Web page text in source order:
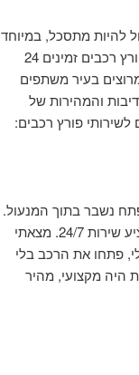
להיות מתסכל, במיוחד
כשאנחנו תלויים בו על מנת להמשיך ביום שלנו. ברמת השרון, שירותי פורץ רכבים זמינים 24
בעיר משתפים
והמהירות של
נשבר בתוך המנעול.
לא הייתי בטוחה מה לעשות, אז חיפשתי פורץ רכבים ברמת השרון שהציע שירות 24/7. מצאתי
תוך 25 דקות הם היו אצלי, פתחו את הרכב בלי
היה מקצועי, מהיר